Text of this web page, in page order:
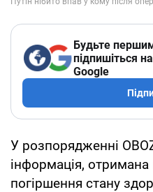
Будьте
підпишіться
Google
У розпорядженні
інформація, отримана
погіршення стану